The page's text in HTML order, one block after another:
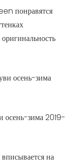
понравятся
зима 2019-
на